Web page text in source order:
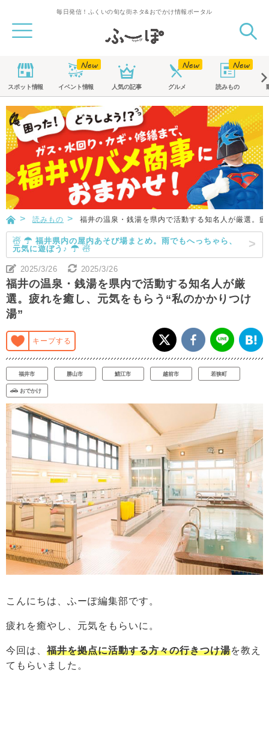
毎日発信！ふくいの旬な街ネタ&おでかけ情報ポータル
スポット情報 イベント情報 人気の記事 グルメ 読みもの
読みもの 福井の温泉・銭湯を県内で活動する知名人が厳選。
☃ ☂ 福井県内の屋内あそび場まとめ。雨でもへっちゃら、
元気に遊ぼう♪ ☂ ☃
2025/3/26 2025/3/26
福井の温泉・銭湯を県内で活動する知名人が厳
選。疲れを癒し、元気をもらう“私のかかりつけ
湯”
キープする
福井市 勝山市 鯖江市 越前市 若狭町
おでかけ
こんにちは、ふーぽ編集部です。
疲れを癒やし、元気をもらいに。
今回は、 福井を拠点に活動する方々の行きつけ湯を教え
てもらいました。